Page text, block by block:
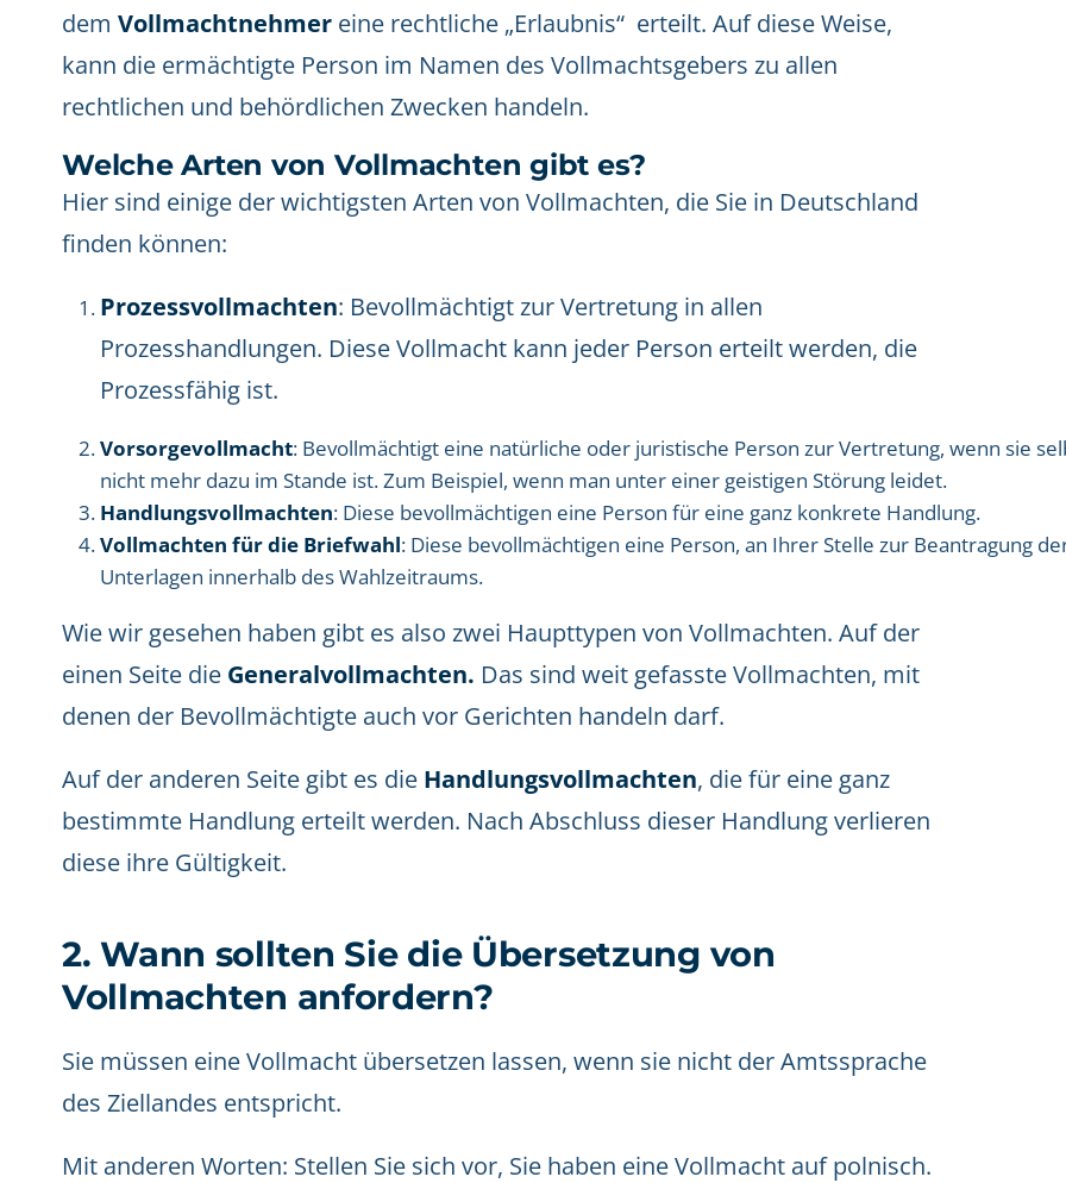
dem Vollmachtnehmer eine rechtliche „Erlaubnis“ erteilt. Auf diese Weise,
kann die ermächtigte Person im Namen des Vollmachtsgebers zu allen
rechtlichen und behördlichen Zwecken handeln.
Welche Arten von Vollmachten gibt es?
Hier sind einige der wichtigsten Arten von Vollmachten, die Sie in Deutschland
finden können:
Prozessvollmachten: Bevollmächtigt zur Vertretung in allen
Prozesshandlungen. Diese Vollmacht kann jeder Person erteilt werden, die
Prozessfähig ist.
Vorsorgevollmacht: Bevollmächtigt eine natürliche oder juristische Person zur Vertretung, wenn sie
nicht mehr dazu im Stande ist. Zum Beispiel, wenn man unter einer geistigen Störung leidet.
Handlungsvollmachten: Diese bevollmächtigen eine Person für eine ganz konkrete Handlung.
Vollmachten für die Briefwahl: Diese bevollmächtigen eine Person, an Ihrer Stelle zur Beantragung
Unterlagen innerhalb des Wahlzeitraums.
Wie wir gesehen haben gibt es also zwei Haupttypen von Vollmachten. Auf der
einen Seite die Generalvollmachten. Das sind weit gefasste Vollmachten, mit
denen der Bevollmächtigte auch vor Gerichten handeln darf.
Auf der anderen Seite gibt es die Handlungsvollmachten, die für eine ganz
bestimmte Handlung erteilt werden. Nach Abschluss dieser Handlung verlieren
diese ihre Gültigkeit.
2. Wann sollten Sie die Übersetzung von
Vollmachten anfordern?
Sie müssen eine Vollmacht übersetzen lassen, wenn sie nicht der Amtssprache
des Ziellandes entspricht.
Mit anderen Worten: Stellen Sie sich vor, Sie haben eine Vollmacht auf polnisch.